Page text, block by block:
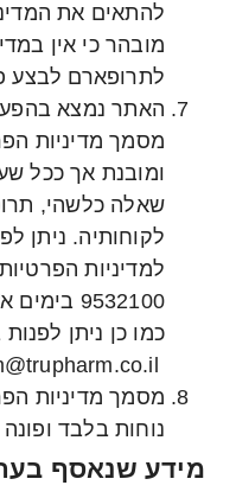
להתאים את
מובהר כי אין
לתרופארם לבצע
האתר נמצא
מסמך מדיניות
ומובנת אך ככל
שאלה כלשהי,
לקוחותיה. ניתן
כמו כן ניתן
מסמך מדיניות
נוחות בלבד
מידע שנאסף